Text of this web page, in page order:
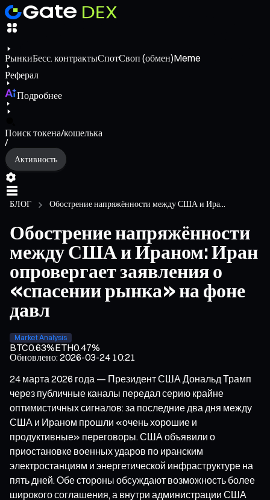
РынкиБесс. контрактыСпотСвоп (обмен)Meme
Реферал
Подробнее
Поиск токена/кошелька
/
Активность
БЛОГ Обострение напряжённости между США и Ира...
Обострение напряжённости
между США и Ираном: Иран
опровергает заявления о
«спасении рынка» на фоне
давл
Market Analysis
BTC0.63%ETH0.47%
Обновлено:2026-03-24 10:21
24 марта 2026 года — Президент США Дональд Трамп
через публичные каналы передал серию крайне
оптимистичных сигналов: за последние два дня между
США и Ираном прошли «очень хорошие и
продуктивные» переговоры. США объявили о
приостановке военных ударов по иранским
электростанциям и энергетической инфраструктуре на
пять дней. Обе стороны обсуждают возможность более
широкого соглашения, а внутри администрации США